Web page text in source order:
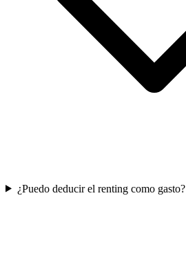
¿Puedo deducir el renting como gasto?